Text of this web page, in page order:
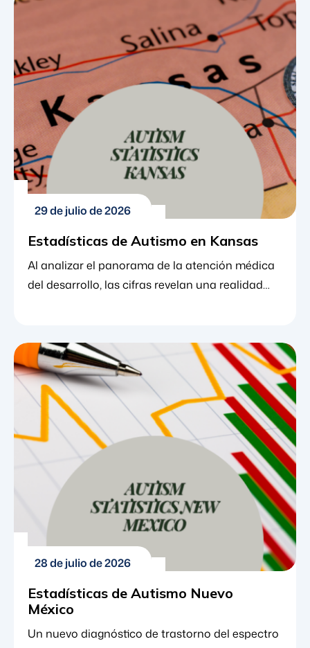
general que lo rodea resulta sumamente
empoderador. Si vive en el Estado de la Bahía,
está muy lejos de estar solo. De hecho, los datos
locales y nacionales muestran
consistentemente que [...]
29 de julio de 2026
Estadísticas de Autismo en Kansas
Al analizar el panorama de la atención médica
del desarrollo, las cifras revelan una realidad
de ser un diagnóstico poco común a convertirse
en una realidad generalizada para miles de
familias en todo el país. Comprender estas
estadísticas implica identificar los recursos
concretos, los programas educativos y los
marcos terapéuticos necesarios […]
28 de julio de 2026
Estadísticas de Autismo Nuevo
México
Un nuevo diagnóstico de trastorno del espectro